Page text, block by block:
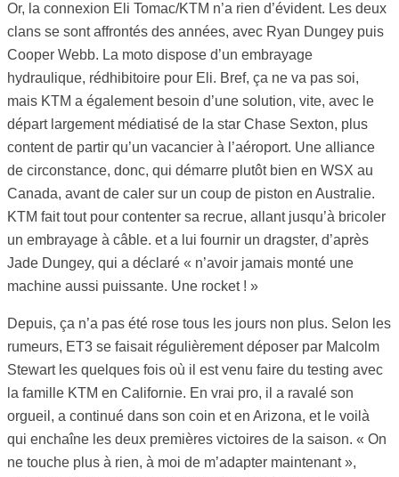
Or, la connexion Eli Tomac/KTM n’a rien d’évident. Les deux
clans se sont affrontés des années, avec Ryan Dungey puis
Cooper Webb. La moto dispose d’un embrayage
hydraulique, rédhibitoire pour Eli. Bref, ça ne va pas soi,
mais KTM a également besoin d’une solution, vite, avec le
départ largement médiatisé de la star Chase Sexton, plus
content de partir qu’un vacancier à l’aéroport. Une alliance
de circonstance, donc, qui démarre plutôt bien en WSX au
Canada, avant de caler sur un coup de piston en Australie.
KTM fait tout pour contenter sa recrue, allant jusqu’à bricoler
un embrayage à câble. et a lui fournir un dragster, d’après
Jade Dungey, qui a déclaré « n’avoir jamais monté une
machine aussi puissante. Une rocket ! »
Depuis, ça n’a pas été rose tous les jours non plus. Selon les
rumeurs, ET3 se faisait régulièrement déposer par Malcolm
Stewart les quelques fois où il est venu faire du testing avec
la famille KTM en Californie. En vrai pro, il a ravalé son
orgueil, a continué dans son coin et en Arizona, et le voilà
qui enchaîne les deux premières victoires de la saison. « On
ne touche plus à rien, à moi de m’adapter maintenant »,